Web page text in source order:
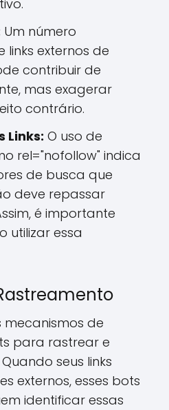
Um número
externos de
contribuir de
mas exagerar
contrário.
Links: O uso de
rel="nofollow" indica
de busca que
deve repassar
é importante
utilizar essa
mecanismos de
para rastrear e
seus links
externos, esses bots
identificar essas